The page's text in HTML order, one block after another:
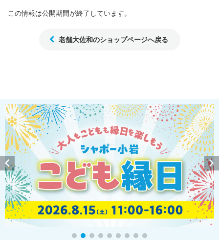
この情報は公開期間が終了しています。
老舗大佐和のショップページへ戻る